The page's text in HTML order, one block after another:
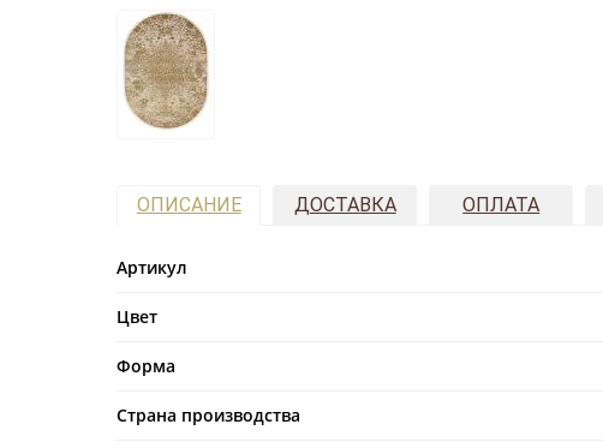
ОПИСАНИЕ ДОСТАВКА ОПЛАТА
Артикул
Цвет
Форма
Страна производства